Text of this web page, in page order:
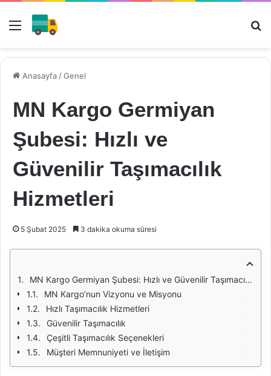
Menü
Anasayfa /Genel
MN Kargo Germiyan
Şubesi: Hızlı ve
Güvenilir Taşımacılık
Hizmetleri
5 Şubat 2025 3 dakika okuma süresi
MN Kargo Germiyan Şubesi: Hızlı ve Güvenilir Taşımacılık Hizmetleri
MN Kargo’nun Vizyonu ve Misyonu
Hızlı Taşımacılık Hizmetleri
Güvenilir Taşımacılık
Çeşitli Taşımacılık Seçenekleri
Müşteri Memnuniyeti ve İletişim